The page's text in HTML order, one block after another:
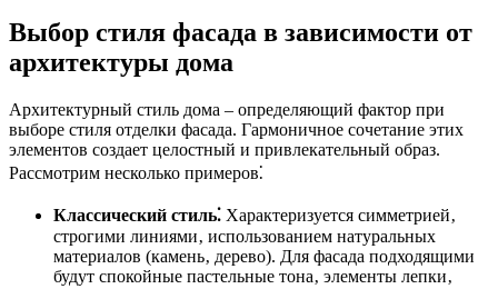
Выбор стиля фасада в зависимости от
архитектуры дома
Архитектурный стиль дома – определяющий фактор при
выборе стиля отделки фасада. Гармоничное сочетание этих
элементов создает целостный и привлекательный образ.
Рассмотрим несколько примеров⁚
Классический стиль⁚ Характеризуется симметрией‚
строгими линиями‚ использованием натуральных
материалов (камень‚ дерево). Для фасада подходящими
будут спокойные пастельные тона‚ элементы лепки‚